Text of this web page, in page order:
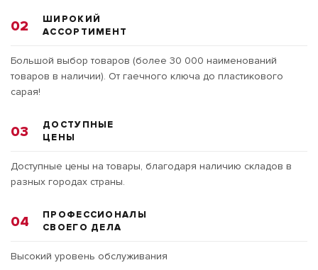
02
ШИРОКИЙ
АССОРТИМЕНТ
Большой выбор товаров (более 30 000 наименований
товаров в наличии). От гаечного ключа до пластикового
сарая!
03
ДОСТУПНЫЕ
ЦЕНЫ
Доступные цены на товары, благодаря наличию складов в
разных городах страны.
04
ПРОФЕССИОНАЛЫ
СВОЕГО ДЕЛА
Высокий уровень обслуживания